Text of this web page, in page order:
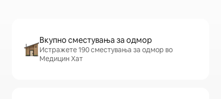
Вкупно сместувања за одмор
Истражете 190 сместувања за одмор во
Медицин Хат